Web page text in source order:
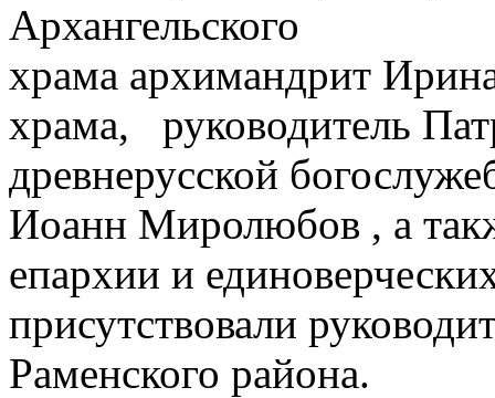
Архангельского
храма архимандрит
храма, руководитель
древнерусской
Иоанн Миролюбов , а
епархии и
присутствовали
Раменского района.